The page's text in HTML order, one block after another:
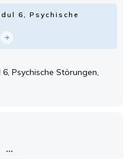
6, Psychische
Psychische Störungen,